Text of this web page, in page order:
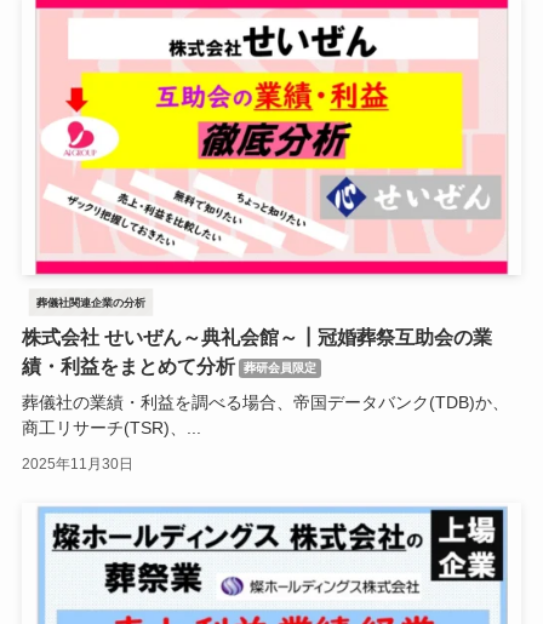
葬儀社関連企業の分析
株式会社 せいぜん～典礼会館～┃冠婚葬祭互助会の業
績・利益をまとめて分析
葬研会員限定
葬儀社の業績・利益を調べる場合、帝国データバンク(TDB)か、
商工リサーチ(TSR)、...
2025年11月30日